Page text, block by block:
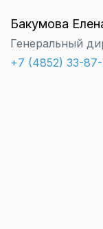
Бакумова
Генеральный
+7 (4852) 33-